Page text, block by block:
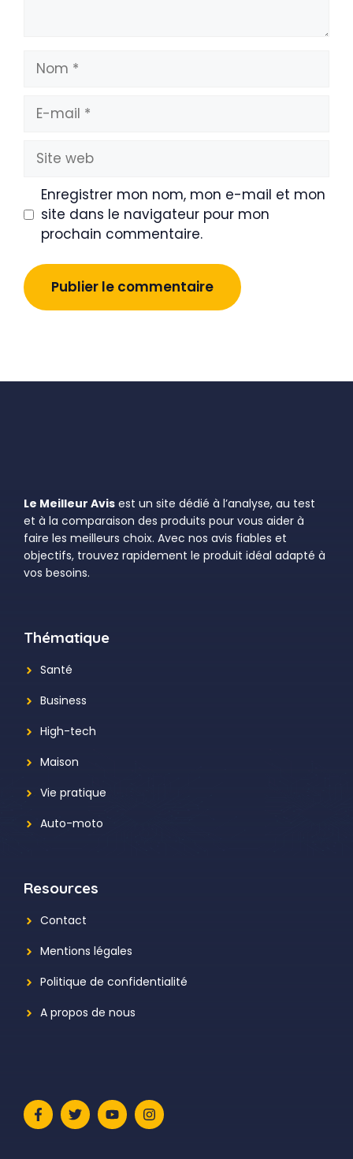
Nom
mail
Site
web
Enregistrer mon nom, mon e-mail et mon
site dans le navigateur pour mon
prochain commentaire.
Le Meilleur Avis est un site dédié à l’analyse, au test
et à la comparaison des produits pour vous aider à
faire les meilleurs choix. Avec nos avis fiables et
objectifs, trouvez rapidement le produit idéal adapté à
vos besoins.
Thématique
Santé
Business
High-tech
Maison
Vie pratique
Auto-moto
Resources
Contact
Mentions légales
Politique de confidentialité
A propos de nous